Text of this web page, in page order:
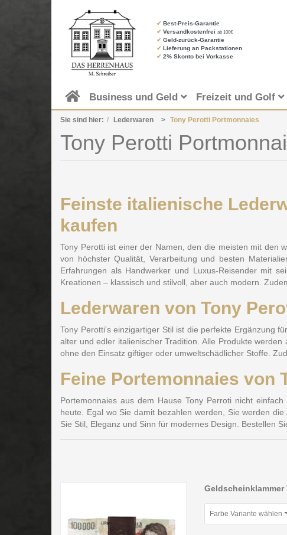
✔ Best-Preis-Garantie
✔ Versandkostenfrei ab 100€
✔ Geld-zurück-Garantie
✔ Lieferung an Packstationen
✔ 2% Skonto bei Vorkasse
Business und Geld Freizeit und Golf
Sie sind hier: Lederwaren Tony Perotti Portmonnaies
Tony Perotti
Feinste italienische
kaufen
Tony Perotti ist einer der Namen, den die meisten mit den
von höchster Qualität, Verarbeitung und besten
Erfahrungen als Handwerker und Luxus-Reisender mit
Kreationen – klassisch und stilvoll, aber auch modern.
Lederwaren von Tony
Tony Perotti's einzigartiger Stil ist die perfekte Ergänzung
alter und edler italienischer Tradition. Alle Produkte
ohne den Einsatz giftiger oder umweltschädlicher Stoffe.
Feine Portemonnaies von
Portemonnaies aus dem Hause Tony Perroti nicht
heute. Egal wo Sie damit bezahlen werden, Sie werden
Sie Stil, Eleganz und Sinn für modernes Design. Bestellen
Geldscheinklammer
Farbe Variante wählen